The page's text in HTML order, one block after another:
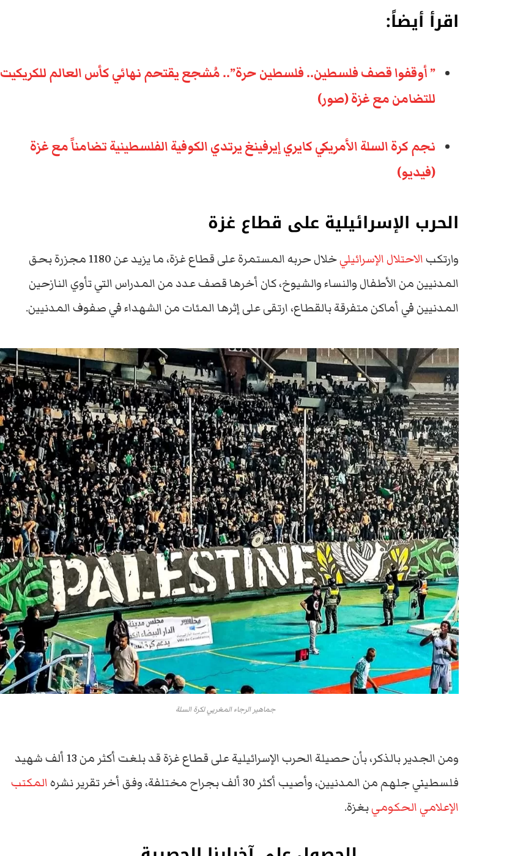
اقرأ أيضاً:
” أوقفوا قصف فلسطين.. فلسطين حرة”.. مُشجع يقتحم نهائي كأس العالم للكريكيت
للتضامن مع غزة (صور)
نجم كرة السلة الأمريكي كايري إيرفينغ يرتدي الكوفية الفلسطينية تضامناً مع غزة
(فيديو)
الحرب الإسرائيلية على قطاع غزة
وارتكبالاحتلال الإسرائيلي
خلال حربه المستمرة على قطاع غزة، ما يزيد عن 1180 مجزرة بحق
المدنيين من الأطفال والنساء والشيوخ، كان أخرها قصف عدد من المدراس التي تأوي النازحين
المدنيين في أماكن متفرقة بالقطاع، ارتقى على إثرها المئات من الشهداء في صفوف المدنيين.
جماهير الرجاء المغربي لكرة السلة
ومن الجدير بالذكر، بأن حصيلة الحرب الإسرائيلية على قطاع غزة قد بلغت أكثر من 13 ألف شهيد
فلسطيني جلهم من المدنيين، وأصيب أكثر 30 ألف بجراح مختلفة، وفق أخر تقرير نشره
المكتب
الإعلامي الحكوميبغزة.